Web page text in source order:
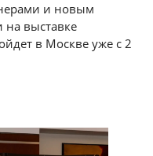
и новым
на выставке
в Москве уже с 2